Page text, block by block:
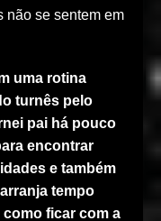
não se sentem em
uma rotina
turnês pelo
pai há pouco
encontrar
e também
tempo
ficar com a